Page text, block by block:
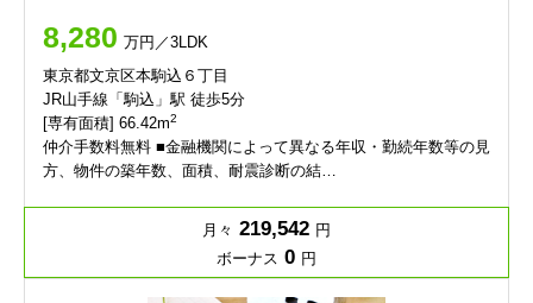
8,280 万円／3LDK
東京都文京区本駒込６丁目
JR山手線「駒込」駅 徒歩5分
[専有面積] 66.42m2
仲介手数料無料 ■金融機関によって異なる年収・勤続年数等の見
方、物件の築年数、面積、耐震診断の結…
月々 219,542 円
ボーナス 0 円